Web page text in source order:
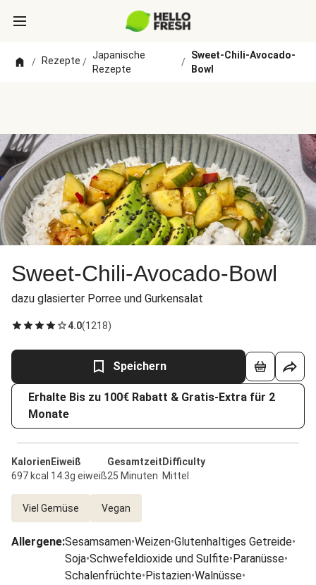
/ Rezepte /
Japanische
Rezepte
/
Sweet-Chili-Avocado-
Bowl
Sweet-Chili-Avocado-Bowl
dazu glasierter Porree und Gurkensalat
4.0(1218)
Speichern
Erhalte Bis zu 100€ Rabatt & Gratis-Extra für 2
Monate
Kalorien
697 kcal
Eiweiß
14.3g eiweiß
Gesamtzeit
25 Minuten
Difficulty
Mittel
Viel Gemüse Vegan
Allergene:Sesamsamen•Weizen•Glutenhaltiges Getreide•
Soja•Schwefeldioxide und Sulfite•Paranüsse•
Schalenfrüchte•Pistazien•Walnüsse•